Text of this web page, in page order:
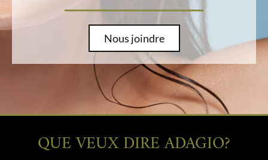
Nous joindre
QUE VEUX DIRE ADAGIO?